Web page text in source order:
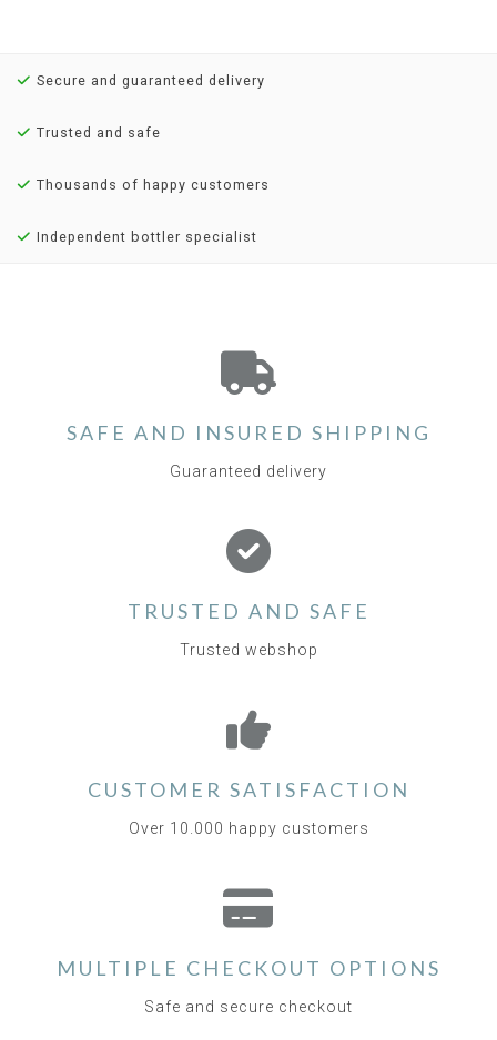
Secure and guaranteed delivery
Trusted and safe
Thousands of happy customers
Independent bottler specialist
SAFE AND INSURED SHIPPING
Guaranteed delivery
TRUSTED AND SAFE
Trusted webshop
CUSTOMER SATISFACTION
Over 10.000 happy customers
MULTIPLE CHECKOUT OPTIONS
Safe and secure checkout